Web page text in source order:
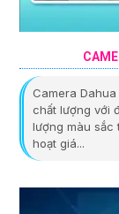
Camera Dahua
chất lượng với
lượng màu sắc
hoạt giá...